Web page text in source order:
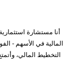
أنا مستشارة
التخطيط المالي،